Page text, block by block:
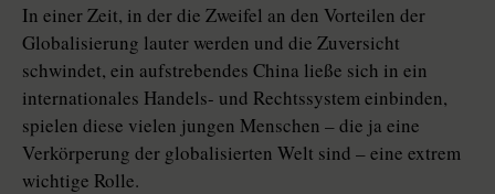
In einer Zeit, in der die Zweifel an den Vorteilen der
Globalisierung lauter werden und die Zuversicht
schwindet, ein aufstrebendes China ließe sich in ein
internationales Handels- und Rechtssystem einbinden,
spielen diese vielen jungen Menschen – die ja eine
Verkörperung der globalisierten Welt sind – eine extrem
wichtige Rolle.